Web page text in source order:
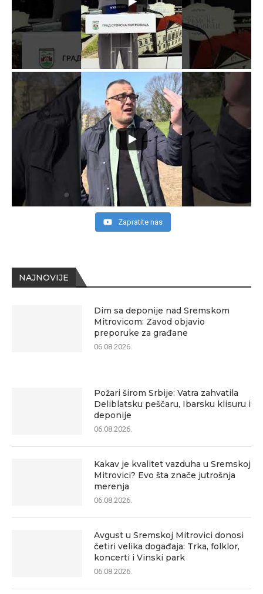
NAJNOVIJE
Dim sa deponije nad Sremskom
Mitrovicom: Zavod objavio
preporuke za građane
06.08.2026.
Požari širom Srbije: Vatra zahvatila
Deliblatsku peščaru, Ibarsku klisuru i
deponije
06.08.2026.
Kakav je kvalitet vazduha u Sremskoj
Mitrovici? Evo šta znače jutrošnja
merenja
06.08.2026.
Avgust u Sremskoj Mitrovici donosi
četiri velika događaja: Trka, folklor,
koncerti i Vinski park
06.08.2026.
Zapratite nas